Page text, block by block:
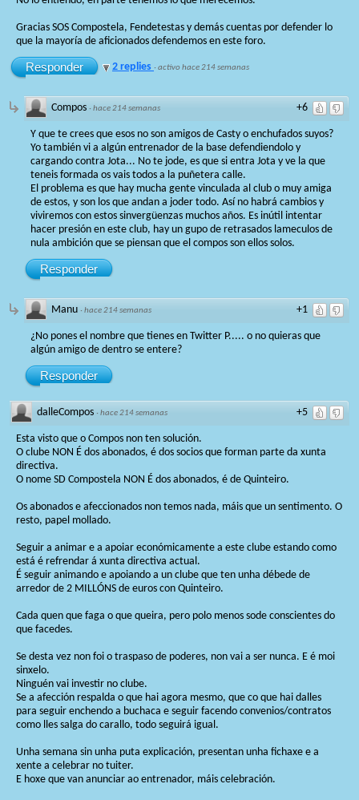
Gracias SOS Compostela, Fendetestas y demás cuentas por defender lo
que la mayoría de aficionados defendemos en este foro.
Responder 2 replies ·activo hace 214 semanas
+6
Compos ·hace 214 semanas
Y que te crees que esos no son amigos de Casty o enchufados suyos?
Yo también vi a algún entrenador de la base defendiendolo y
cargando contra Jota... No te jode, es que si entra Jota y ve la que
teneis formada os vais todos a la puñetera calle.
El problema es que hay mucha gente vinculada al club o muy amiga
de estos, y son los que andan a joder todo. Así no habrá cambios y
viviremos con estos sinvergüenzas muchos años. Es inútil intentar
hacer presión en este club, hay un gupo de retrasados lameculos de
nula ambición que se piensan que el compos son ellos solos.
Responder
+1
Manu ·hace 214 semanas
¿No pones el nombre que tienes en Twitter P..... o no quieras que
algún amigo de dentro se entere?
Responder
+5
dalleCompos ·hace 214 semanas
Esta visto que o Compos non ten solución.
O clube NON É dos abonados, é dos socios que forman parte da xunta
directiva.
O nome SD Compostela NON É dos abonados, é de Quinteiro.
Os abonados e afeccionados non temos nada, máis que un sentimento. O
resto, papel mollado.
Seguir a animar e a apoiar económicamente a este clube estando como
está é refrendar á xunta directiva actual.
É seguir animando e apoiando a un clube que ten unha débede de
arredor de 2 MILLÓNS de euros con Quinteiro.
Cada quen que faga o que queira, pero polo menos sode conscientes do
que facedes.
Se desta vez non foi o traspaso de poderes, non vai a ser nunca. E é moi
sinxelo.
Ninguén vai investir no clube.
Se a afección respalda o que hai agora mesmo, que co que hai dalles
para seguir enchendo a buchaca e seguir facendo convenios/contratos
como lles salga do carallo, todo seguirá igual.
Unha semana sin unha puta explicación, presentan unha fichaxe e a
xente a celebrar no tuiter.
E hoxe que van anunciar ao entrenador, máis celebración.